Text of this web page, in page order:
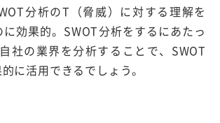
分析のT（脅威）に対する理解を
効果的。SWOT分析をするにあたっ
社の業界を分析することで、SWOT
に活用できるでしょう。